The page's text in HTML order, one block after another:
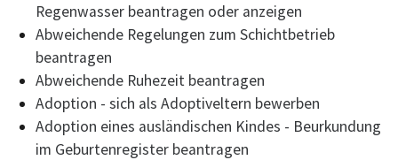
Regenwasser beantragen oder anzeigen
Abweichende Regelungen zum Schichtbetrieb
beantragen
Abweichende Ruhezeit beantragen
Adoption - sich als Adoptiveltern bewerben
Adoption eines ausländischen Kindes - Beurkundung
im Geburtenregister beantragen